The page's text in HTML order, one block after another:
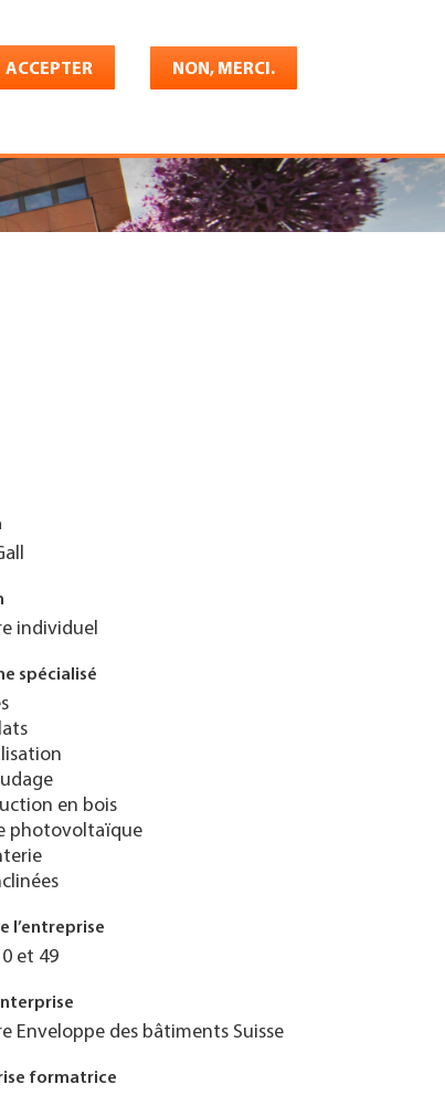
ACCEPTER NON, MERCI.
Shop Konto Français
individuel
spécialisé
en bois
photovoltaïque
l’entreprise
et 49
Enveloppe des bâtiments Suisse
formatrice